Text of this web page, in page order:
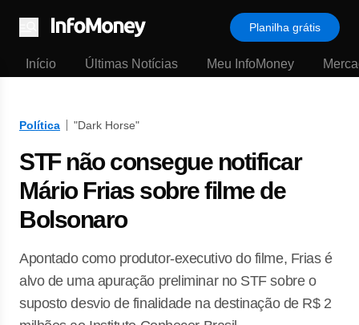
Menu
Planilha grátis
Início Últimas Notícias Meu InfoMoney
Política "Dark Horse"
STF não consegue notificar
Mário Frias sobre filme de
Bolsonaro
Apontado como produtor-executivo do filme, Frias é
alvo de uma apuração preliminar no STF sobre o
suposto desvio de finalidade na destinação de R$ 2